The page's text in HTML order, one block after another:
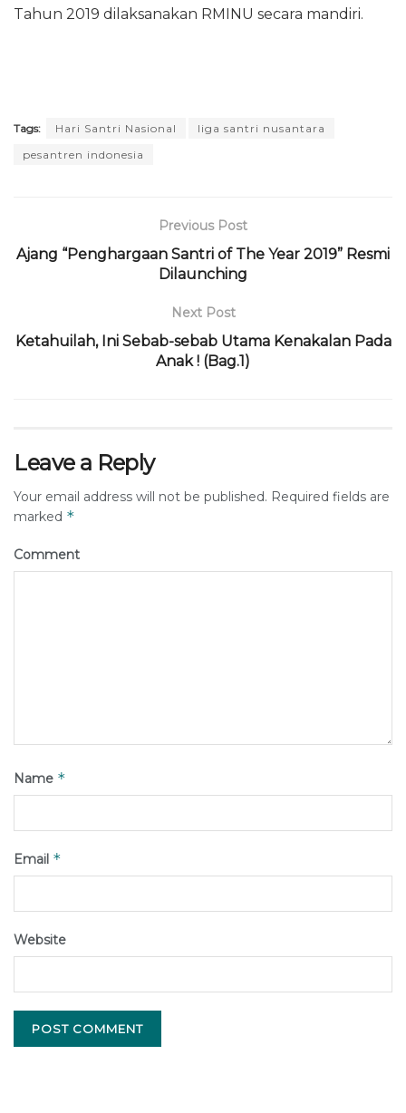
Tahun 2019 dilaksanakan RMINU secara mandiri.
Tags: Hari Santri Nasional
liga santri nusantara
pesantren indonesia
Previous Post
Ajang “Penghargaan Santri of The Year 2019” Resmi
Dilaunching
Next Post
Ketahuilah, Ini Sebab-sebab Utama Kenakalan Pada
Anak ! (Bag.1)
Leave a Reply
Your email address will not be published. Required fields are
marked *
Comment
Name *
Email *
Website